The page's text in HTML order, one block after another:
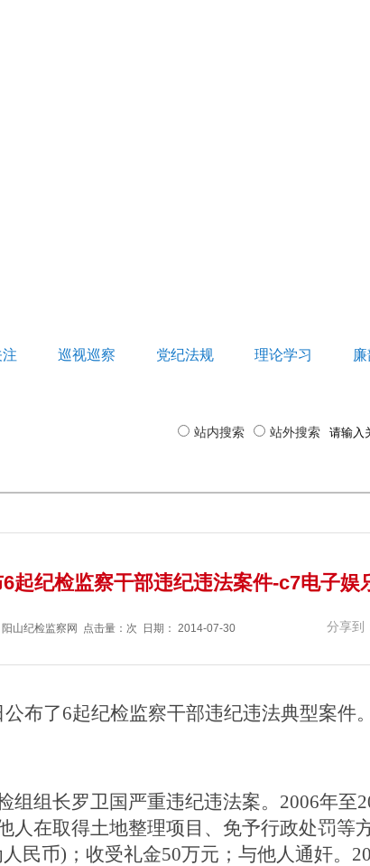
巡视巡察 党纪法规 理论学习
站内搜索 站外搜索
起纪检监察干部违纪违法案件-c7电子娱
阳山纪检监察网 点击量：次 日期： 2014-07-30 分享到
布了6起纪检监察干部违纪违法典型案件。
组长罗卫国严重违纪违法案。2006年至
人在取得土地整理项目、免予行政处罚等
民币)；收受礼金50万元；与他人通奸。